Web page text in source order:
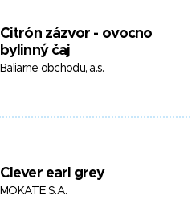
Citrón zázvor - ovocno
bylinný čaj
Baliarne obchodu, a.s.
Clever earl grey
MOKATE S.A.